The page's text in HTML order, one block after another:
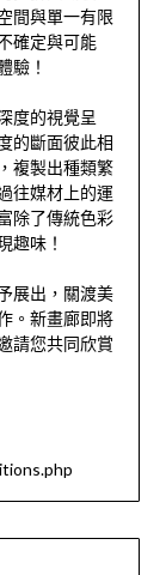
間與單一有限
確定與可能
驗！
度的視覺呈
的斷面彼此相
複製出種類繁
往媒材上的運
除了傳統色彩
趣味！
展出，關渡美
。新畫廊即將
請您共同欣賞